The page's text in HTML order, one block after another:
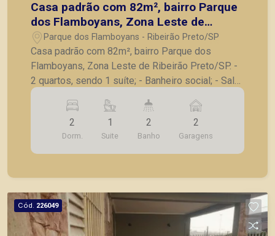
Casa padrão com 82m², bairro Parque
dos Flamboyans, Zona Leste de
Ribeirão Preto/SP.
Parque dos Flamboyans - Ribeirão Preto/SP
Casa padrão com 82m², bairro Parque dos
Flamboyans, Zona Leste de Ribeirão Preto/SP. -
2 quartos, sendo 1 suíte; - Banheiro social; - Sala
para 2 ambientes; - Cozinha; - Área de serviço; -
Quintal; - 2 vagas de garagem. A Piramid tem
como objetivo atender seus clientes com
agilidade e segurança, em locação, vendas de
imóveis prontos, usados ou mesmo nos
2
Dorm.
1
Suite
2
Banho
2
Garagens
Cód. 226049